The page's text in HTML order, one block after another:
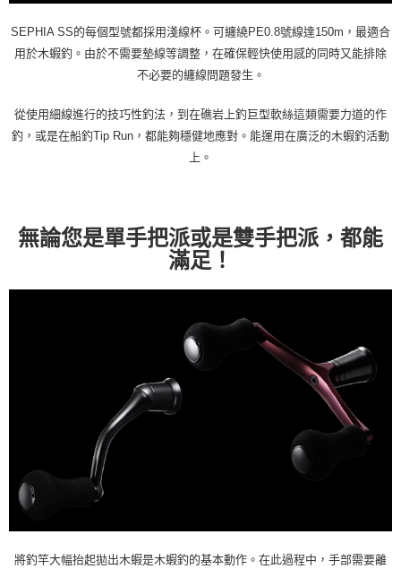
SEPHIA SS的每個型號都採用淺線杯。可纏繞PE0.8號線達150m，最適合
用於木蝦釣。由於不需要墊線等調整，在確保輕快使用感的同時又能排除
不必要的纏線問題發生。
從使用細線進行的技巧性釣法，到在礁岩上釣巨型軟絲這類需要力道的作
釣，或是在船釣Tip Run，都能夠穩健地應對。能運用在廣泛的木蝦釣活動
上。
無論您是單手把派或是雙手把派，都能
滿足！
將釣竿大幅抬起拋出木蝦是木蝦釣的基本動作。在此過程中，手部需要離